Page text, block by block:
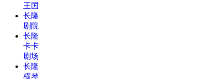
王国
长隆
剧院
长隆
卡卡
剧场
长隆
横琴